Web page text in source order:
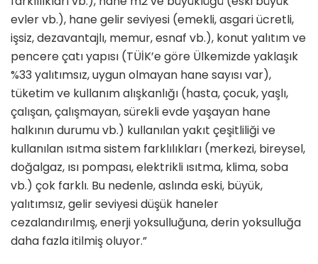
evler vb.), hane gelir seviyesi (emekli, asgari ücretli,
işsiz, dezavantajlı, memur, esnaf vb.), konut yalıtım ve
pencere çatı yapısı (TÜİK’e göre Ülkemizde yaklaşık
%33 yalıtımsız, uygun olmayan hane sayısı var),
tüketim ve kullanım alışkanlığı (hasta, çocuk, yaşlı,
çalışan, çalışmayan, sürekli evde yaşayan hane
halkının durumu vb.) kullanılan yakıt çeşitliliği ve
kullanılan ısıtma sistem farklılıkları (merkezi, bireysel,
doğalgaz, ısı pompası, elektrikli ısıtma, klima, soba
vb.) çok farklı. Bu nedenle, aslında eski, büyük,
yalıtımsız, gelir seviyesi düşük haneler
cezalandırılmış, enerji yoksulluğuna, derin yoksulluğa
daha fazla itilmiş oluyor.”